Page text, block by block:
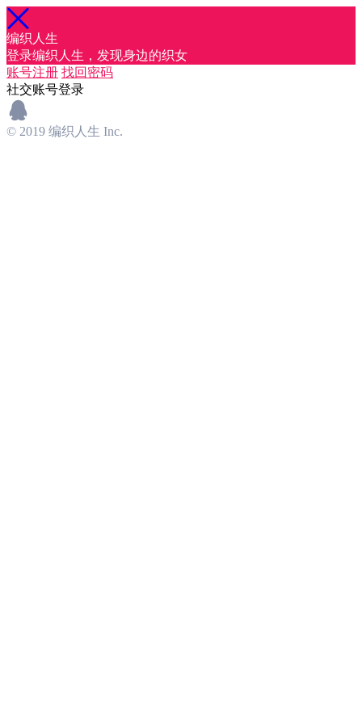
编织人生
登录编织人生，发现身边的织女
账号注册 找回密码
社交账号登录
© 2019 编织人生 Inc.